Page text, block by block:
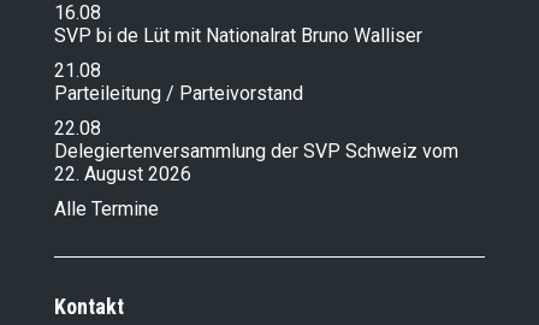
16.08
SVP bi de Lüt mit Nationalrat Bruno Walliser
21.08
Parteileitung / Parteivorstand
22.08
Delegiertenversammlung der SVP Schweiz vom
22. August 2026
Alle Termine
Kontakt